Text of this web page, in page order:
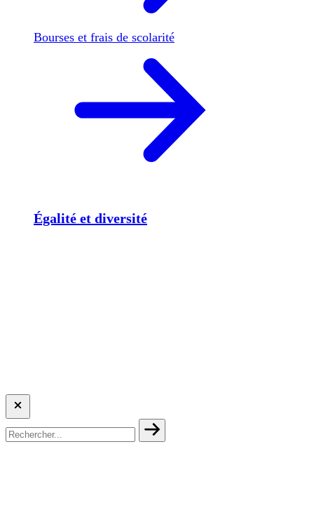
Bourses et frais de scolarité
Égalité et diversité